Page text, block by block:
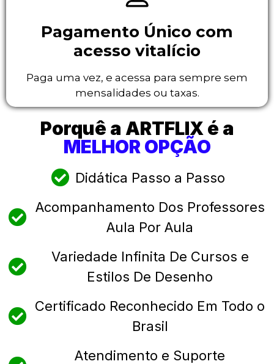
Pagamento Único com
acesso vitalício
Paga uma vez, e acessa para sempre sem
mensalidades ou taxas.
Porquê a ARTFLIX é a
MELHOR OPÇÃO
Didática Passo a Passo
Acompanhamento Dos Professores
Aula Por Aula
Variedade Infinita De Cursos e
Estilos De Desenho
Certificado Reconhecido Em Todo o
Brasil
Atendimento e Suporte